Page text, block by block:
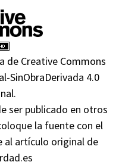
de Creative Commons
SinObraDerivada 4.0
.
ser publicado en otros
la fuente con el
al artículo original de